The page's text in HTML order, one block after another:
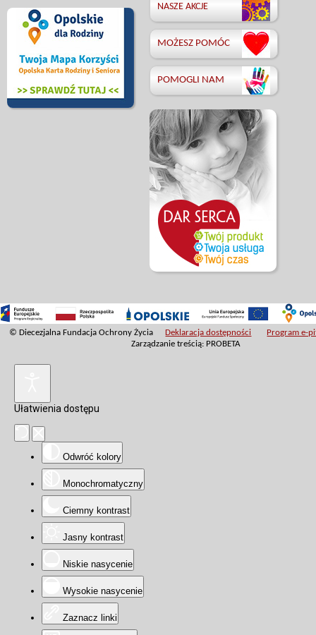
NASZE AKCJE
MOŻESZ POMÓC
POMOGLI NAM
© Diecezjalna Fundacja Ochrony Życia Deklaracja dostępności
Program e-
Zarządzanie treścią: PROBETA
Ułatwienia dostępu
Odwróć kolory
Monochromatyczny
Ciemny kontrast
Jasny kontrast
Niskie nasycenie
Wysokie nasycenie
Zaznacz linki